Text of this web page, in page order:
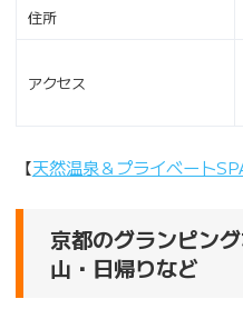
住所
アクセス
【天然温泉＆プライベート
京都のグランピン
山・日帰りなど